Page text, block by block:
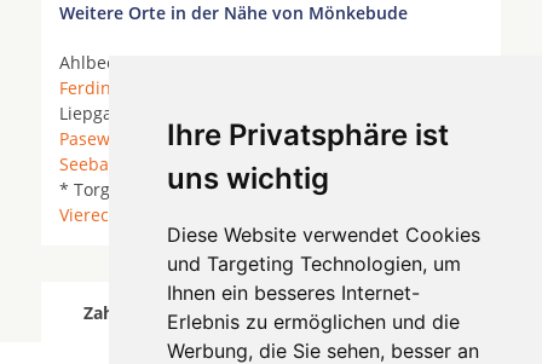
Ihre Privatsphäre ist
uns wichtig
Diese Website verwendet Cookies
und Targeting Technologien, um
Ihnen ein besseres Internet-
Erlebnis zu ermöglichen und die
Werbung, die Sie sehen, besser an
Weitere Orte in der Nähe von Mönkebude
Ahlbeck * Altwarp *
Ferdinandshof
Liepgarten * Luckow *
Pasewalk
* Rothenklempenow *Seebad Ahlbeck
Seebad Bansin
Strasburg (Uckermark)
* Torgelow-Holländerei *Ueckermünde
Viereck
Zahnärzte für Zahnimplantete in Mönkebude
wurde am 06 August 2026 aktualisiert.